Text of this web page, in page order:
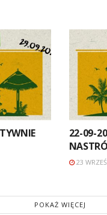
22-09-
23
POKAŻ WIĘCEJ